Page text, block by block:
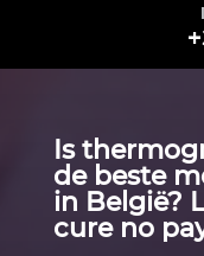
Is
de beste
in België?
cure no